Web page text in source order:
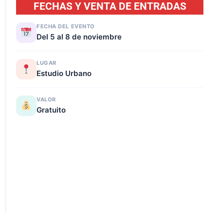
FECHAS Y VENTA DE ENTRADAS
FECHA DEL EVENTO
Del 5 al 8 de noviembre
LUGAR
Estudio Urbano
VALOR
Gratuito